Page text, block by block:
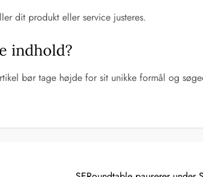
dit produkt eller service justeres.
indhold?
bør tage højde for sit unikke formål og